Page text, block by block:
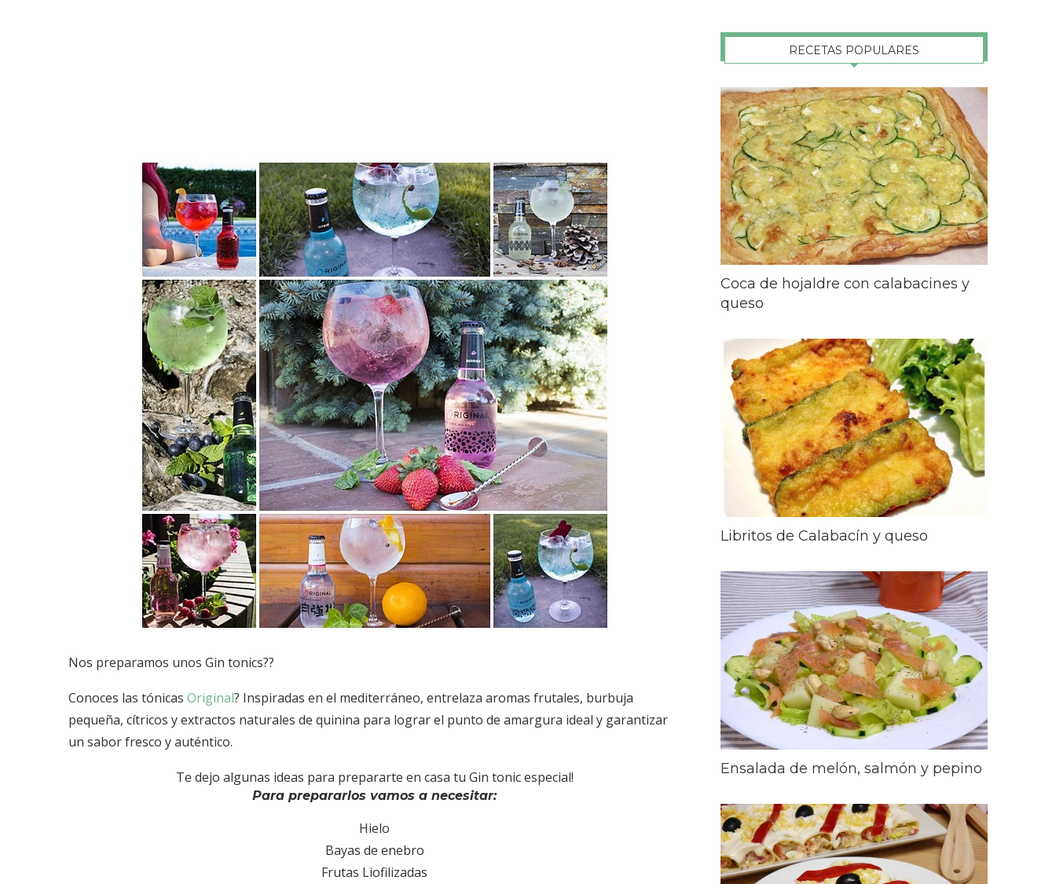
Nos preparamos unos Gin tonics??
Conoces las tónicas Original? Inspiradas en el mediterráneo, entrelaza aromas frutales, burbuja
pequeña, cítricos y extractos naturales de quinina para lograr el punto de amargura ideal y garantizar
un sabor fresco y auténtico.
Te dejo algunas ideas para prepararte en casa tu Gin tonic especial!
Para prepararlos vamos a necesitar:
Hielo
Bayas de enebro
Frutas Liofilizadas
RECETAS POPULARES
Coca de hojaldre con calabacines y
queso
Libritos de Calabacín y queso
Ensalada de melón, salmón y pepino